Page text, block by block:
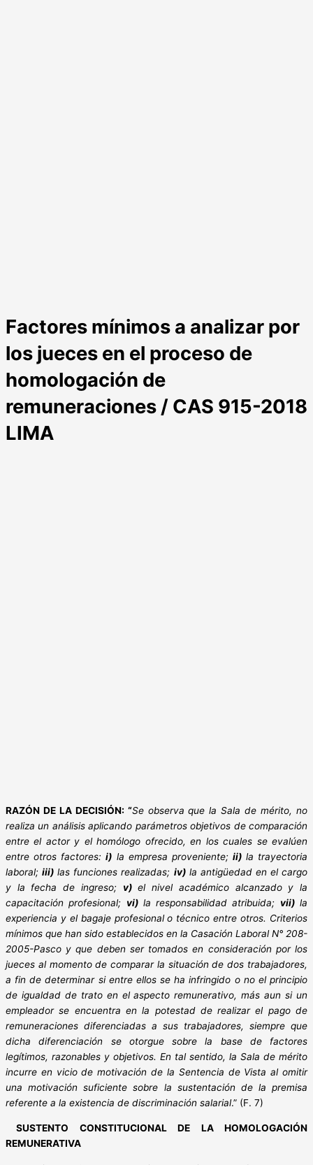
Factores mínimos a analizar por
los jueces en el proceso de
homologación de
remuneraciones / CAS 915-2018
LIMA
RAZÓN DE LA DECISIÓN: “Se observa que la Sala de mérito, no
realiza un análisis aplicando parámetros objetivos de comparación
entre el actor y el homólogo ofrecido, en los cuales se evalúen
entre otros factores: i) la empresa proveniente; ii) la trayectoria
laboral;iii)las funciones realizadas; iv) la antigüedad en el cargo
y la fecha de ingreso; v)el nivel académico alcanzado y la
capacitación profesional; vi) la responsabilidad atribuida; vii)la
experiencia y el bagaje profesional o técnico entre otros. Criterios
mínimos que han sido establecidos en la Casación Laboral N° 208-
2005-Pasco y que deben ser tomados en consideración por los
jueces al momento de comparar la situación de dos trabajadores,
a fin de determinar si entre ellos se ha infringido o no el principio
de igualdad de trato en el aspecto remunerativo, más aun si un
empleador se encuentra en la potestad de realizar el pago de
remuneraciones diferenciadas a sus trabajadores, siempre que
dicha diferenciación se otorgue sobre la base de factores
legítimos, razonables y objetivos. En tal sentido, la Sala de mérito
incurre en vicio de motivación de la Sentencia de Vista al omitir
una motivación suficiente sobre la sustentación de la premisa
referente a la existencia de discriminación salarial.” (F. 7)
SUSTENTO CONSTITUCIONAL DE LA HOMOLOGACIÓN
REMUNERATIVA